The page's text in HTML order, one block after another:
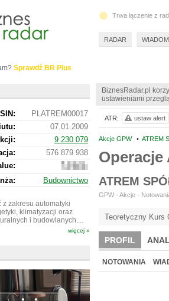
BiznesRadar.pl
ustawieniami
Akcje GPW • ATREM
Operacje
ATREM
GPW - Akcje -
Teoretyczny Kurs
PROFIL
WYCENA BR
NOTOWANIA
ATR: ustaw alert
Sprawdź BR Plus
ISIN:
PLATREM00017
07.01.2009
9 230 079
576 879 938
221
938
Budownictwo
z zakresu automatyki
klimatyzacji oraz
i budowlanych....
więcej »
Trwa łączenie z
RADAR